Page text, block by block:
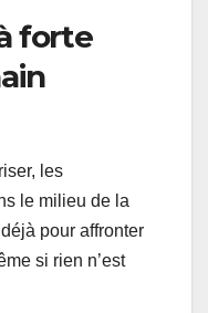
forte
les
le milieu de la
pour affronter
si rien n’est